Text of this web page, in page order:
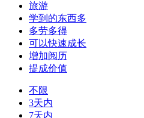
旅游
学到的东西多
多劳多得
可以快速成长
增加阅历
提成价值
不限
3天内
7天内